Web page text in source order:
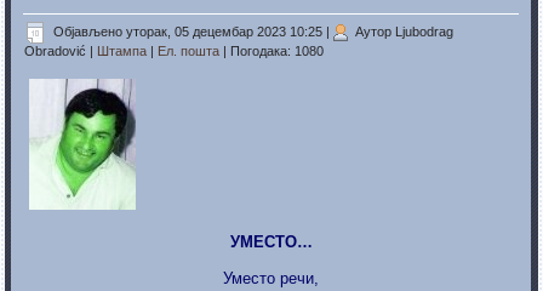
Објављено уторак, 05 децембар 2023 10:25 |
Аутор Ljubodrag
Obradović | Штампа | Ел. пошта | Погодака: 1080
УМЕСТО…
Уместо речи,